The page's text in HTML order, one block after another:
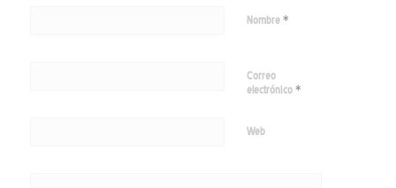
Nombre *
Correo
electrónico *
Web